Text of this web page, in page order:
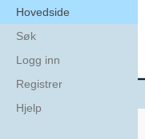
Hovedside
Søk
Logg inn
Registrer
Hjelp